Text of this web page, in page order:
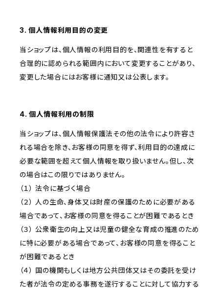
3. 個人情報利用目的の変更
当ショップは、個人情報の利用目的を、関連性を有すると
合理的に認められる範囲内において変更することがあり、
変更した場合にはお客様に通知又は公表します。
4. 個人情報利用の制限
当ショップは、個人情報保護法その他の法令により許容さ
れる場合を除き、お客様の同意を得ず、利用目的の達成に
必要な範囲を超えて個人情報を取り扱いません。但し、次
の場合はこの限りではありません。
（１） 法令に基づく場合
（２） 人の生命、身体又は財産の保護のために必要がある
場合であって、お客様の同意を得ることが困難であるとき
（３） 公衆衛生の向上又は児童の健全な育成の推進のため
に特に必要がある場合であって、お客様の同意を得ること
が困難であるとき
（４） 国の機関もしくは地方公共団体又はその委託を受け
た者が法令の定める事務を遂行することに対して協力する